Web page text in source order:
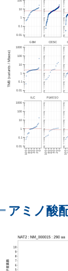
アミノ酸